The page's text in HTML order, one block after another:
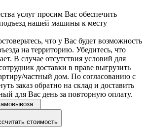
услуг просим Вас обеспечить
нашей машины к месту
что у Вас будет возможность
на территорию. Убедитесь, что
В случае отсутствия условий для
доставки в праве выгрузить
частный дом. По согласованию с
заказ обратно на склад и доставить
для Вас день за повторную оплату.
стоимость